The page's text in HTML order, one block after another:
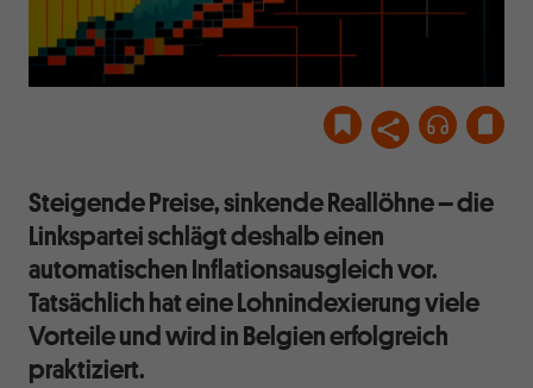
Steigende Preise, sinkende Reallöhne – die
Linkspartei schlägt deshalb einen
automatischen Inflationsausgleich vor.
Tatsächlich hat eine Lohnindexierung viele
Vorteile und wird in Belgien erfolgreich
praktiziert.